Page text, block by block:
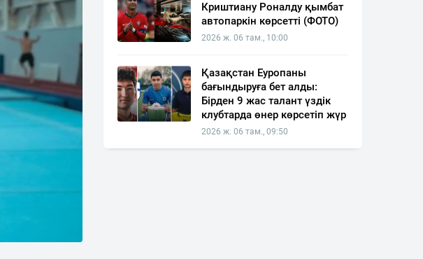
Криштиану Роналду қымбат
автопаркін көрсетті (ФОТО)
2026 ж. 06 там., 10:00
Қазақстан Еуропаны
бағындыруға бет алды:
Бірден 9 жас талант үздік
клубтарда өнер көрсетіп жүр
2026 ж. 06 там., 09:50